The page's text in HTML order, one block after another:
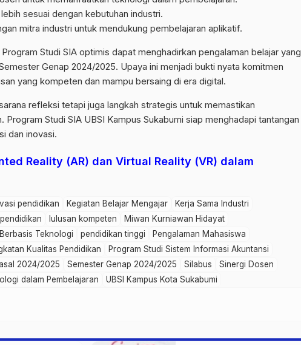
sesuai dengan kebutuhan industri.
mitra industri untuk mendukung pembelajaran aplikatif.
Studi SIA optimis dapat menghadirkan pengalaman belajar yang
Genap 2024/2025. Upaya ini menjadi bukti nyata komitmen
yang kompeten dan mampu bersaing di era digital.
refleksi tetapi juga langkah strategis untuk memastikan
Program Studi SIA UBSI Kampus Sukabumi siap menghadapi tantangan
dan inovasi.
Reality (AR) dan Virtual Reality (VR) dalam
pendidikan Kegiatan Belajar Mengajar
Kerja Sama Industri
lulusan kompeten
Miwan Kurniawan Hidayat
Teknologi pendidikan tinggi
Pengalaman Mahasiswa
Kualitas Pendidikan
Program Studi Sistem Informasi Akuntansi
2024/2025 Semester Genap 2024/2025 Silabus
Sinergi Dosen
dalam Pembelajaran UBSI Kampus Kota Sukabumi